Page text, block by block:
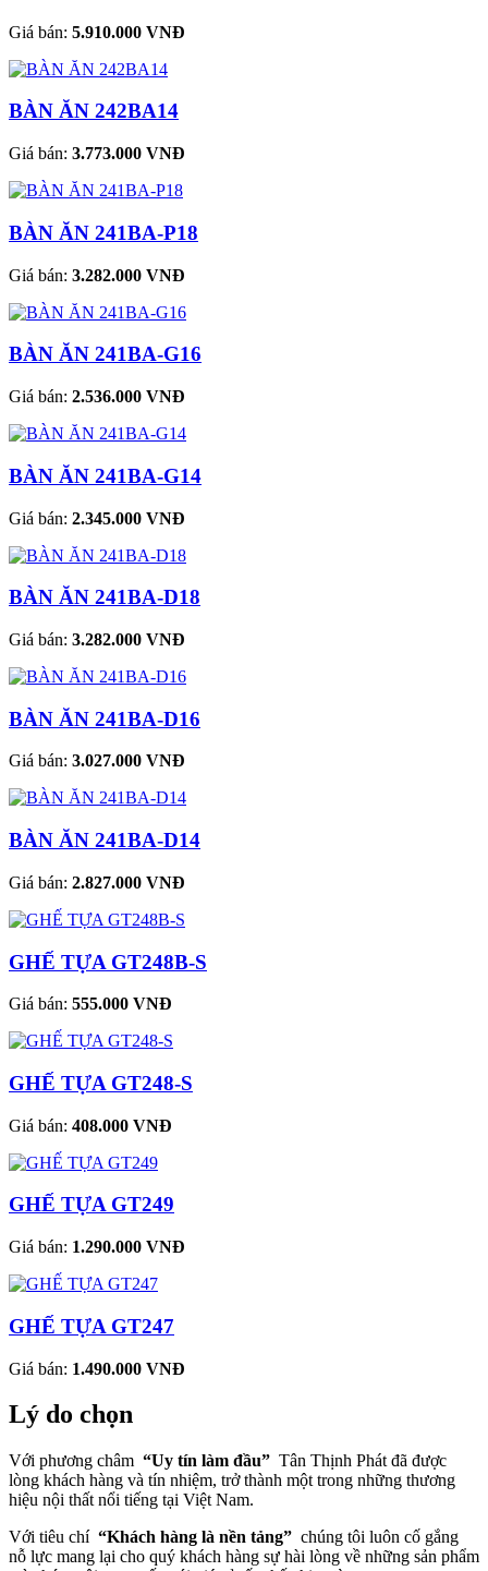
Giá bán: 5.910.000 VNĐ
BÀN ĂN 242BA14
Giá bán: 3.773.000 VNĐ
BÀN ĂN 241BA-P18
Giá bán: 3.282.000 VNĐ
BÀN ĂN 241BA-G16
Giá bán: 2.536.000 VNĐ
BÀN ĂN 241BA-G14
Giá bán: 2.345.000 VNĐ
BÀN ĂN 241BA-D18
Giá bán: 3.282.000 VNĐ
BÀN ĂN 241BA-D16
Giá bán: 3.027.000 VNĐ
BÀN ĂN 241BA-D14
Giá bán: 2.827.000 VNĐ
GHẾ TỰA GT248B-S
Giá bán: 555.000 VNĐ
GHẾ TỰA GT248-S
Giá bán: 408.000 VNĐ
GHẾ TỰA GT249
Giá bán: 1.290.000 VNĐ
GHẾ TỰA GT247
Giá bán: 1.490.000 VNĐ
Lý do chọn
Với phương châm “Uy tín làm đầu” Tân Thịnh Phát đã được
lòng khách hàng và tín nhiệm, trở thành một trong những thương
hiệu nội thất nổi tiếng tại Việt Nam.
Với tiêu chí “Khách hàng là nền tảng” chúng tôi luôn cố gắng
nỗ lực mang lại cho quý khách hàng sự hài lòng về những sản phẩm